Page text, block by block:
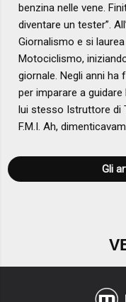
benzina nelle vene.
diventare un tester”.
Giornalismo e si
Motociclismo,
giornale. Negli anni
per imparare a
lui stesso Istruttore di
F.M.I. Ah,
Gli